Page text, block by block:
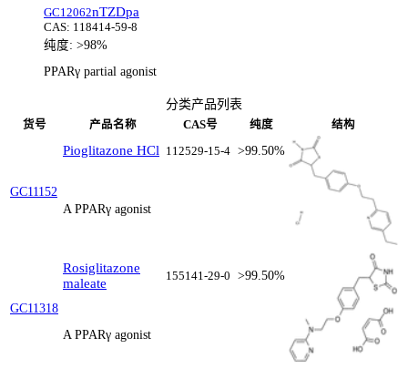
GC12062nTZDpa
CAS: 118414-59-8
纯度: >98%
PPARγ partial agonist
分类产品列表
货号 产品名称 CAS号 纯度 结构
GC11152
Pioglitazone HCl 112529-15-4 >99.50%
A PPARγ agonist
GC11318
Rosiglitazone
maleate
155141-29-0 >99.50%
A PPARγ agonist